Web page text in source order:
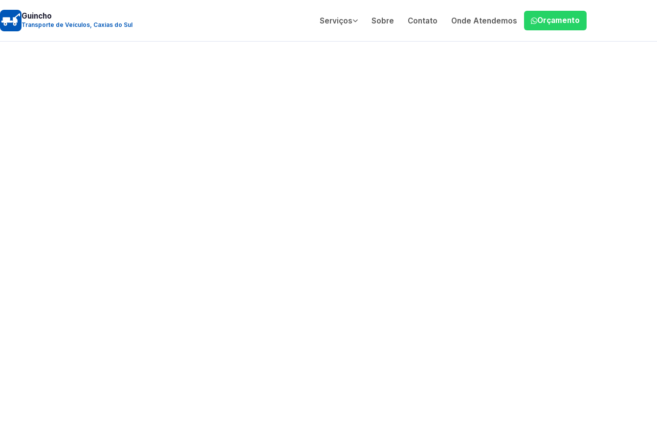
Guincho
Transporte de Veículos, Caxias do Sul Serviços Sobre Contato Onde Atendemos Orçamento